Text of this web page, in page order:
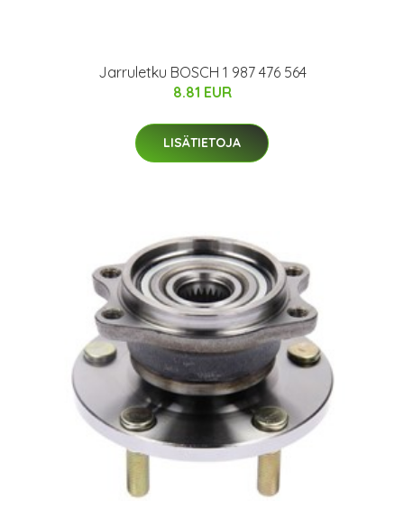
Jarruletku BOSCH 1 987 476 564
8.81 EUR
LISÄTIETOJA